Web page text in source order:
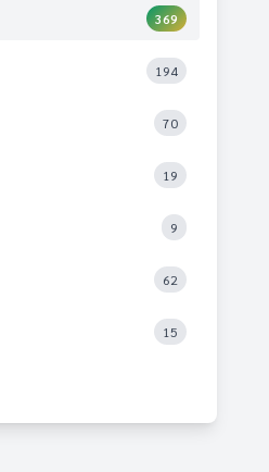
369
194
70
19
9
62
15